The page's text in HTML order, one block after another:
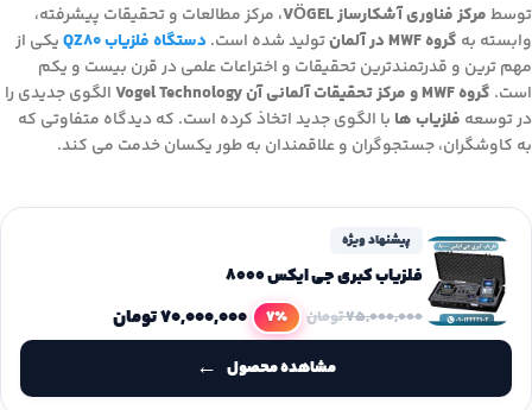
توسطمرکز فناوری آشکارساز VÖGEL
، مرکز مطالعات و تحقیقات پیشرفته،
وابسته به گروه MWF در آلمان تولید شده است.دستگاه فلزیاب QZ80
یکی از
مهم ترین و قدرتمندترین تحقیقات و اختراعات علمی در قرن بیست و یکم
است. گروه MWF و مرکز تحقیقات آلمانی آن Vogel Technology
الگوی جدیدی را
در توسعه فلزیاب ها با الگوی جدید اتخاذ کرده است. که دیدگاه متفاوتی که
به کاوشگران، جستجوگران و علاقمندان به طور یکسان خدمت می کند.
پیشنهاد ویژه
فلزیاب کبری جی ایکس 8000
۷۵,۰۰۰,۰۰۰تومان 7٪ ۷۰,۰۰۰,۰۰۰تومان
مشاهده محصول